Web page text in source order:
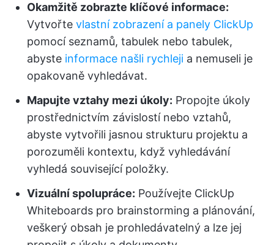
Okamžitě zobrazte klíčové informace:
Vytvořte vlastní zobrazení a panely ClickUp
pomocí seznamů, tabulek nebo tabulek,
abyste informace našli rychleji a nemuseli je
opakovaně vyhledávat.
Mapujte vztahy mezi úkoly: Propojte úkoly
prostřednictvím závislostí nebo vztahů,
abyste vytvořili jasnou strukturu projektu a
porozuměli kontextu, když vyhledávání
vyhledá související položky.
Vizuální spolupráce: Používejte ClickUp
Whiteboards pro brainstorming a plánování,
veškerý obsah je prohledávatelný a lze jej